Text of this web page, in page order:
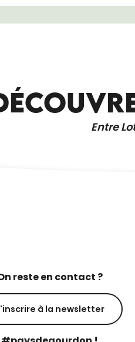
Entre
reste en contact ?
à la newsletter